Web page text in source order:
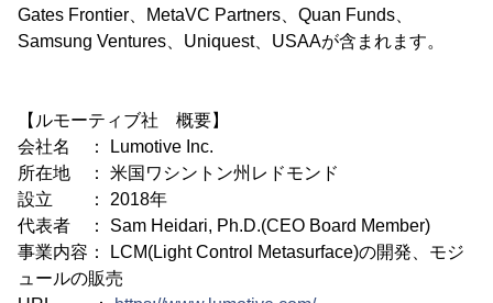
Gates Frontier、MetaVC Partners、Quan Funds、
Samsung Ventures、Uniquest、USAAが含まれます。
【ルモーティブ社 概要】
会社名 ： Lumotive Inc.
所在地 ： 米国ワシントン州レドモンド
設立 ： 2018年
代表者 ： Sam Heidari, Ph.D.(CEO Board Member)
事業内容： LCM(Light Control Metasurface)の開発、モジ
ュールの販売